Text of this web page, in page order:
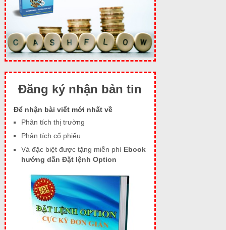
Đăng ký nhận bản tin
Để nhận bài viết mới nhất về
Phân tích thị trường
Phân tích cổ phiếu
Và đặc biệt được tặng miễn phí Ebook
hướng dẫn Đặt lệnh Option